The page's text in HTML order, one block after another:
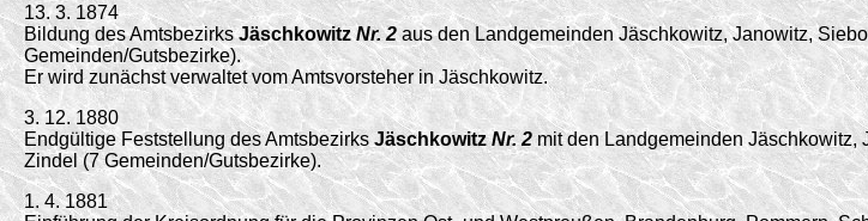
13. 3. 1874
Bildung des AmtsbezirksJäschkowitzNr. 2 aus den Landgemeinden Jäschkowitz, Janowitz,
Gemeinden/Gutsbezirke).
Er wird zunächst verwaltet vom Amtsvorsteher in Jäschkowitz.
3. 12. 1880
Endgültige Feststellung des AmtsbezirksJäschkowitzNr. 2mit den Landgemeinden Jäschkowitz,
Zindel (7 Gemeinden/Gutsbezirke).
1. 4. 1881